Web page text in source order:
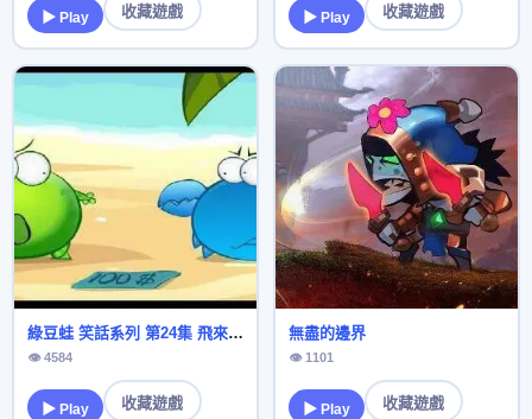
▶ Play 收藏遊戲 ▶ Play 收藏遊戲
綠豆蛙 笑話系列 第24集 飛來橫財
👁 4584
▶ Play 收藏遊戲
無盡的邊界
👁 1101
▶ Play 收藏遊戲